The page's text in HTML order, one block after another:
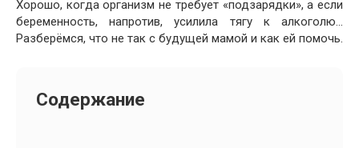
Хорошо, когда организм не требует «подзарядки», а если
беременность, напротив, усилила тягу к алкоголю…
Разберёмся, что не так с будущей мамой и как ей помочь.
Содержание